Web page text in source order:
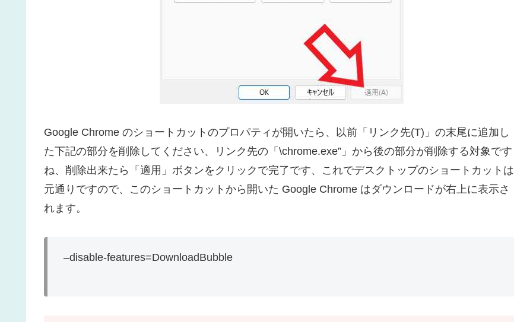
Google Chrome のショートカットのプロパティが開いたら、以前「リンク先(T)」の末尾に追加し
た下記の部分を削除してください、リンク先の「\chrome.exe”」から後の部分が削除する対象です
ね、削除出来たら「適用」ボタンをクリックで完了です、これでデスクトップのショートカットは
元通りですので、このショートカットから開いた Google Chrome はダウンロードが右上に表示さ
れます。
–disable-features=DownloadBubble